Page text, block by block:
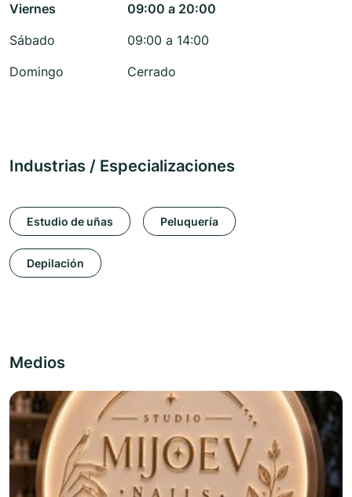
Viernes
09:00 a 20:00
Sábado
09:00 a 14:00
Domingo
Cerrado
Industrias / Especializaciones
Estudio de uñas Peluquería
Depilación
Medios